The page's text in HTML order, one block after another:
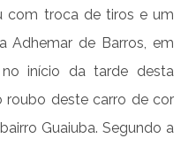
com troca de tiros e um
Adhemar de Barros, em
início da tarde desta
roubo deste carro de cor
Guaiuba. Segundo a